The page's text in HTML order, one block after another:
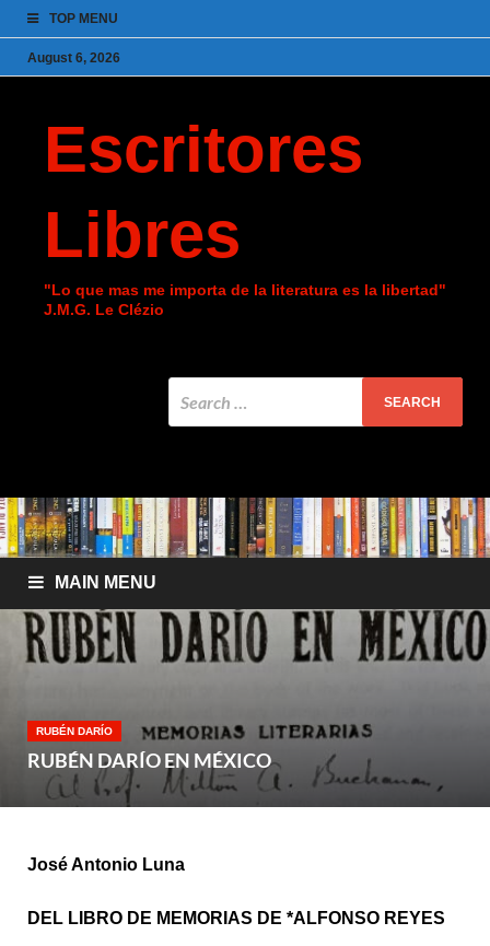
TOP MENU
August 6, 2026
Escritores
Libres
"Lo que mas me importa de la literatura es la libertad"
J.M.G. Le Clézio
MAIN MENU
RUBÉN DARÍO
RUBÉN DARÍO EN MÉXICO
José Antonio Luna
DEL LIBRO DE MEMORIAS DE *ALFONSO REYES